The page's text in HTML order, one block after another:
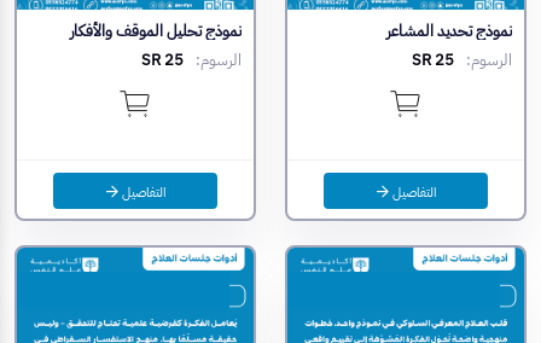
نموذج تحديد المشاعر
الرسوم: SR 25
التفاصيل
نموذج تحليل الموقف والأفكار
الرسوم: SR 25
التفاصيل